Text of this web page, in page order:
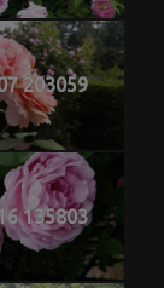
203059
135803